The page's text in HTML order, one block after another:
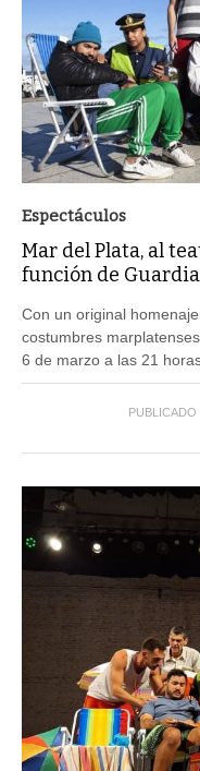
Espectáculos
Mar del Plata, al
función de
Con un original
costumbres
6 de marzo a las 21
PUBLICADO